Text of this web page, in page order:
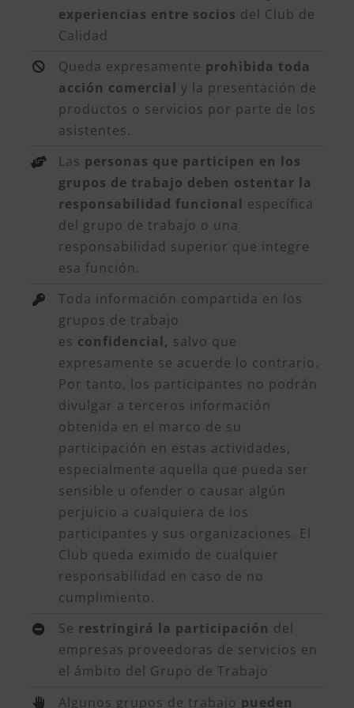
experiencias entre socios del Club de
Calidad
Queda expresamente prohibida toda
acción comercial y la presentación de
productos o servicios por parte de los
asistentes.
Las personas que participen en los
grupos de trabajo deben ostentar la
responsabilidad funcional específica
del grupo de trabajo o una
responsabilidad superior que integre
esa función.
Toda información compartida en los
grupos de trabajo
es confidencial, salvo que
expresamente se acuerde lo contrario.
Por tanto, los participantes no podrán
divulgar a terceros información
obtenida en el marco de su
participación en estas actividades,
especialmente aquella que pueda ser
sensible u ofender o causar algún
perjuicio a cualquiera de los
participantes y sus organizaciones. El
Club queda eximido de cualquier
responsabilidad en caso de no
cumplimiento.
Se restringirá la participación del
empresas proveedoras de servicios en
el ámbito del Grupo de Trabajo
Algunos grupos de trabajo pueden